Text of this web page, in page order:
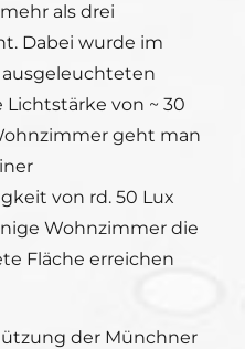
als drei
Dabei wurde im
von ~ 30
geht man
von rd. 50 Lux
Wohnzimmer die
Fläche erreichen
der Münchner